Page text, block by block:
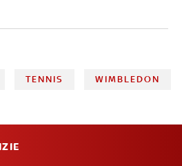
TENNIS WIMBLEDON